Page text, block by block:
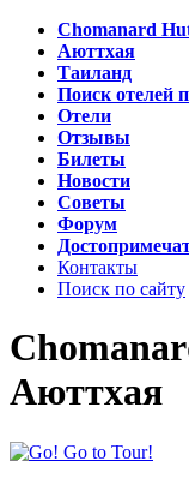
Chomanard
Аюттхая
Таиланд
Поиск отелей
Отели
Отзывы
Билеты
Новости
Советы
Форум
Контакты
Поиск по сайту
Аюттхая